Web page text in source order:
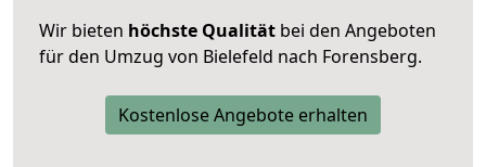
Wir bieten höchste Qualität bei den Angeboten
für den Umzug von Bielefeld nach Forensberg.
Kostenlose Angebote erhalten